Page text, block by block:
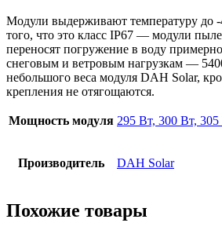
Модули выдерживают температуру до
того, что это класс IP67 — модули
переносят погружение в воду
снеговым и ветровым нагрузкам —
небольшого веса модуля DAH Solar,
крепления не отягощаются.
Мощность модуля 295 Вт, 300 Вт,
Производитель DAH Solar
Похожие товары